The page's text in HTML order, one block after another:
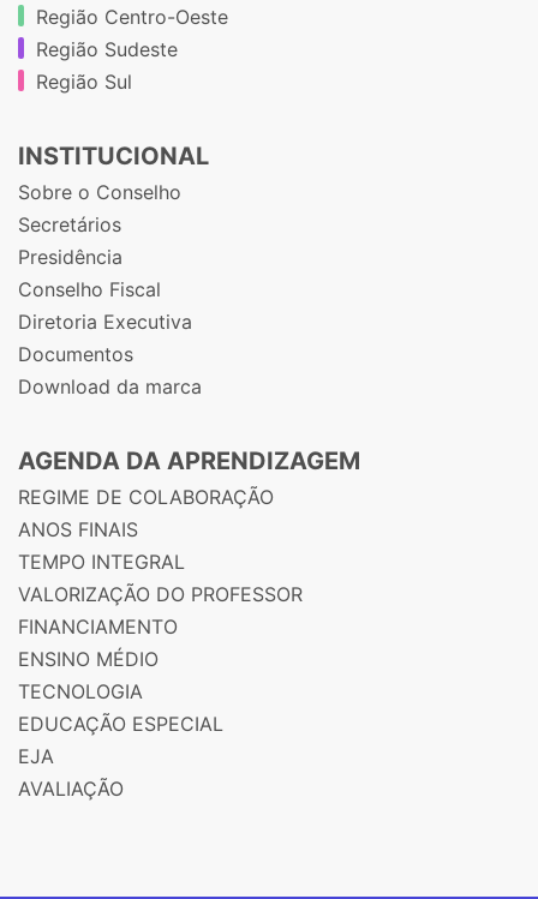
Região Centro-Oeste
Região Sudeste
Região Sul
INSTITUCIONAL
Sobre o Conselho
Secretários
Presidência
Conselho Fiscal
Diretoria Executiva
Documentos
Download da marca
AGENDA DA APRENDIZAGEM
REGIME DE COLABORAÇÃO
ANOS FINAIS
TEMPO INTEGRAL
VALORIZAÇÃO DO PROFESSOR
FINANCIAMENTO
ENSINO MÉDIO
TECNOLOGIA
EDUCAÇÃO ESPECIAL
EJA
AVALIAÇÃO